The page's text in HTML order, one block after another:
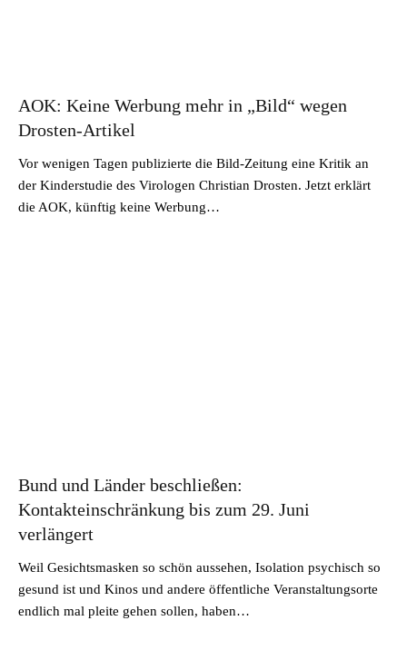
AOK: Keine Werbung mehr in „Bild“ wegen
Drosten-Artikel
Vor wenigen Tagen publizierte die Bild-Zeitung eine Kritik an
der Kinderstudie des Virologen Christian Drosten. Jetzt erklärt
die AOK, künftig keine Werbung…
Bund und Länder beschließen:
Kontakteinschränkung bis zum 29. Juni
verlängert
Weil Gesichtsmasken so schön aussehen, Isolation psychisch so
gesund ist und Kinos und andere öffentliche Veranstaltungsorte
endlich mal pleite gehen sollen, haben…